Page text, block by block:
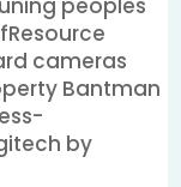
cameras
Bantman
by